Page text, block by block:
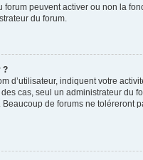
forum peuvent activer ou non la
du forum.
?
d’utilisateur, indiquent votre
cas, seul un administrateur du
de forums ne